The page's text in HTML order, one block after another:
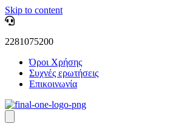
Skip to content
2281075200
Όροι Χρήσης
Συχνές ερωτήσεις
Επικοινωνία